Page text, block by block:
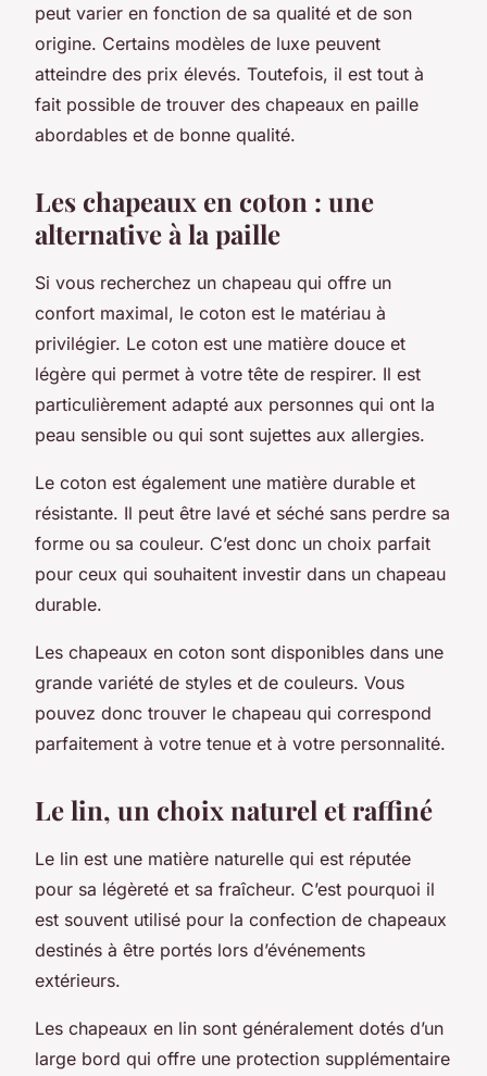
peut varier en fonction de sa qualité et de son
origine. Certains modèles de luxe peuvent
atteindre des prix élevés. Toutefois, il est tout à
fait possible de trouver des chapeaux en paille
abordables et de bonne qualité.
Les chapeaux en coton : une
alternative à la paille
Si vous recherchez un chapeau qui offre un
confort maximal, le coton est le matériau à
privilégier. Le coton est une matière douce et
légère qui permet à votre tête de respirer. Il est
particulièrement adapté aux personnes qui ont la
peau sensible ou qui sont sujettes aux allergies.
Le coton est également une matière durable et
résistante. Il peut être lavé et séché sans perdre sa
forme ou sa couleur. C’est donc un choix parfait
pour ceux qui souhaitent investir dans un chapeau
durable.
Les chapeaux en coton sont disponibles dans une
grande variété de styles et de couleurs. Vous
pouvez donc trouver le chapeau qui correspond
parfaitement à votre tenue et à votre personnalité.
Le lin, un choix naturel et raffiné
Le lin est une matière naturelle qui est réputée
pour sa légèreté et sa fraîcheur. C’est pourquoi il
est souvent utilisé pour la confection de chapeaux
destinés à être portés lors d’événements
extérieurs.
Les chapeaux en lin sont généralement dotés d’un
large bord qui offre une protection supplémentaire